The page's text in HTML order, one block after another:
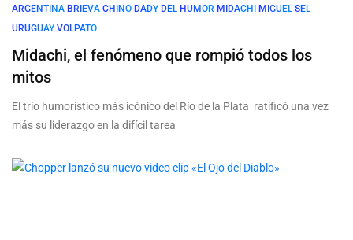
ARGENTINA BRIEVA CHINO DADY DEL HUMOR MIDACHI MIGUEL SEL
URUGUAY VOLPATO
Midachi, el fenómeno que rompió todos los
mitos
El trío humorístico más icónico del Río de la Plata ratificó una vez
más su liderazgo en la difícil tarea